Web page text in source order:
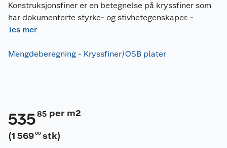
Konstruksjonsfiner er en betegnelse på kryssfiner som
har dokumenterte styrke- og stivhetegenskaper. -
les mer
Mengdeberegning - Kryssfiner/OSB plater
53585 per m2
(1 569 00 stk)